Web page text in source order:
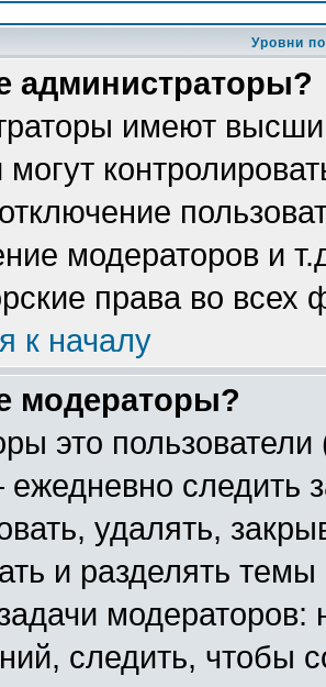
Уровни
администраторы?
имеют
модераторов и
права во всех
к началу
модераторы?
это
следить
удалять,
и разделять
следить, чтобы